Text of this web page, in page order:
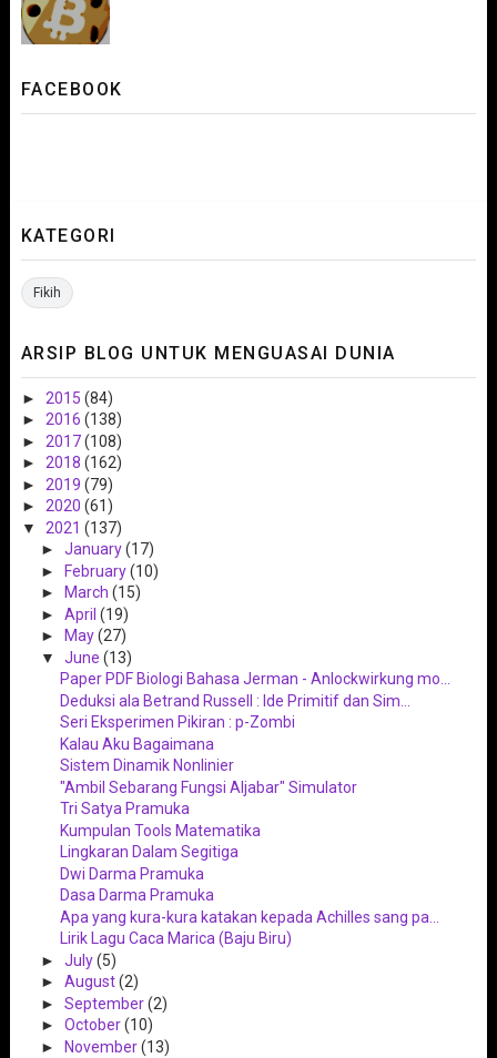
FACEBOOK
KATEGORI
Fikih
ARSIP BLOG UNTUK MENGUASAI DUNIA
► 2015 (84)
► 2016 (138)
► 2017(108)
► 2018 (162)
► 2019 (79)
► 2020 (61)
▼ 2021 (137)
► January(17)
► February(10)
►
March (15)
► April (19)
►
May(27)
▼ June (13)
Paper PDF Biologi Bahasa Jerman - Anlockwirkung mo...
Deduksi ala Betrand Russell : Ide Primitif dan Sim...
Seri Eksperimen Pikiran : p-Zombi
Kalau Aku Bagaimana
Sistem Dinamik Nonlinier
"Ambil Sebarang Fungsi Aljabar" Simulator
Tri Satya Pramuka
Kumpulan Tools Matematika
Lingkaran Dalam Segitiga
Dwi Darma Pramuka
Dasa Darma Pramuka
Apa yang kura-kura katakan kepada Achilles sang pa...
Lirik Lagu Caca Marica (Baju Biru)
► July(5)
► August(2)
► September(2)
► October(10)
► November(13)